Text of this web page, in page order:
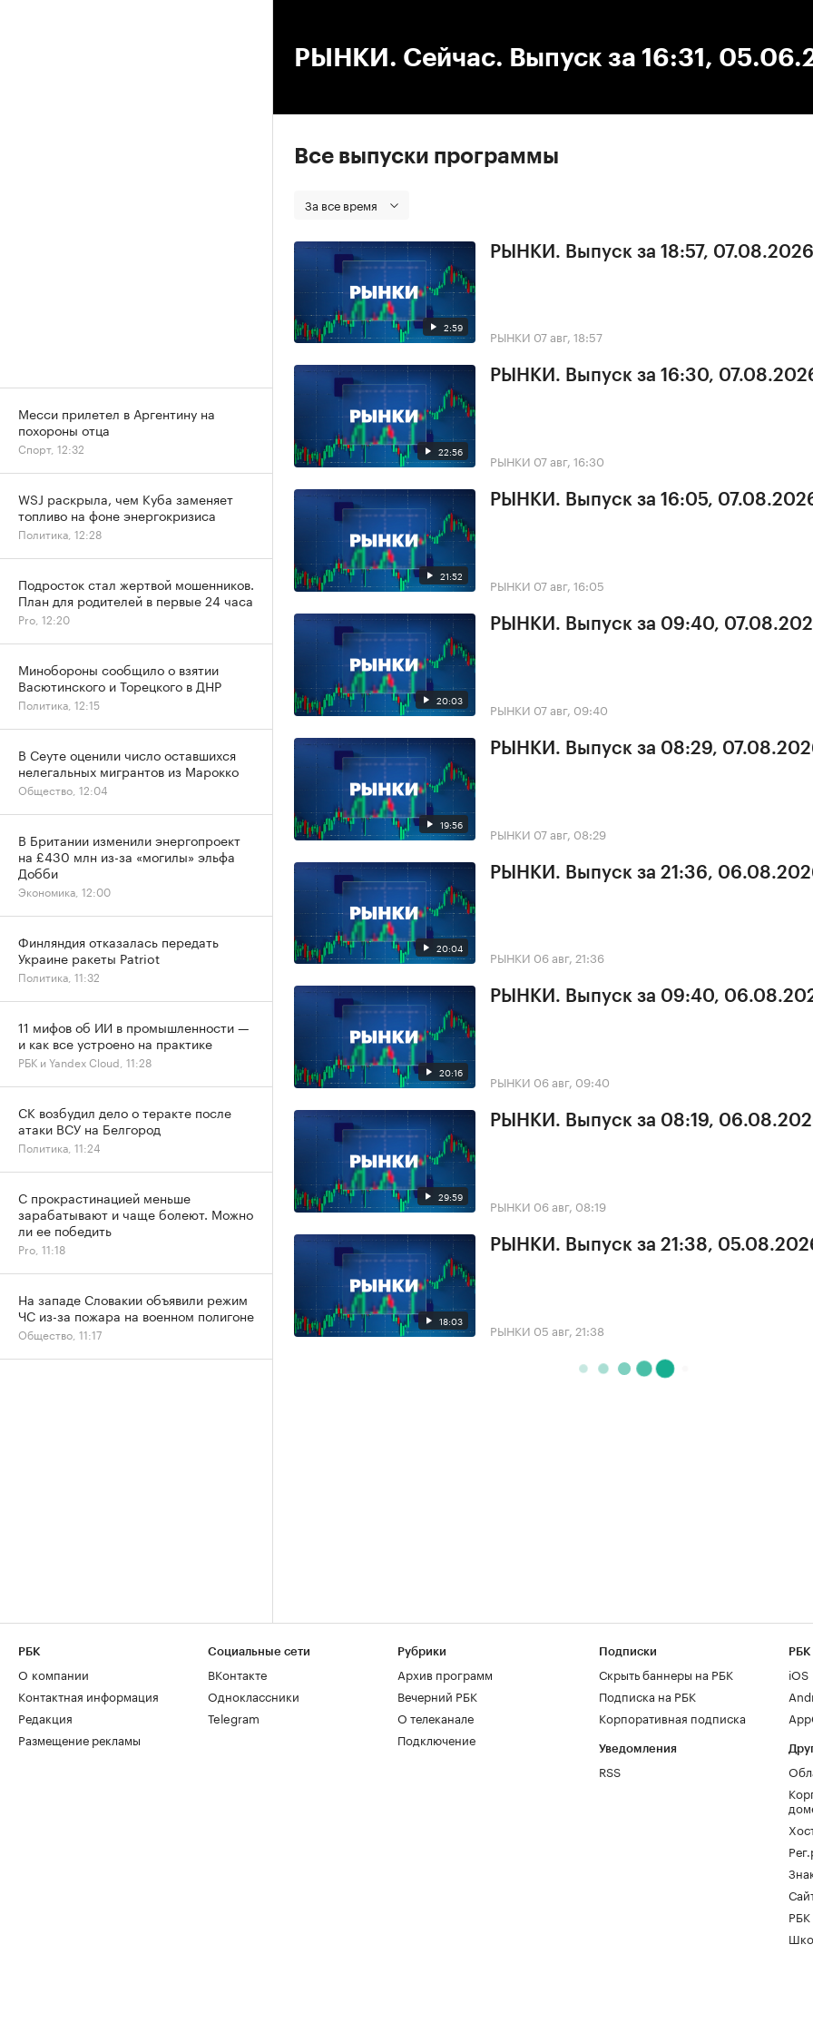
РЫНКИ. Сейчас. Выпуск за 16:31,
Все выпуски программы
За все время
2:59
РЫНКИ. Выпуск за 18:57, 07.08.2026
РЫНКИ 07 авг, 18:57
22:56
РЫНКИ. Выпуск за 16:30,
РЫНКИ 07 авг, 16:30
21:52
РЫНКИ. Выпуск за 16:05,
РЫНКИ 07 авг, 16:05
20:03
РЫНКИ. Выпуск за 09:40,
РЫНКИ 07 авг, 09:40
19:56
РЫНКИ. Выпуск за 08:29,
РЫНКИ 07 авг, 08:29
20:04
РЫНКИ. Выпуск за 21:36,
РЫНКИ 06 авг, 21:36
20:16
РЫНКИ. Выпуск за 09:40,
РЫНКИ 06 авг, 09:40
29:59
РЫНКИ. Выпуск за 08:19,
РЫНКИ 06 авг, 08:19
18:03
РЫНКИ. Выпуск за 21:38,
РЫНКИ 05 авг, 21:38
Месси прилетел в Аргентину на
похороны отца
Спорт, 12:32
WSJ раскрыла, чем Куба заменяет
топливо на фоне энергокризиса
Политика, 12:28
Подросток стал жертвой мошенников.
План для родителей в первые 24 часа
Pro, 12:20
Минобороны сообщило о взятии
Васютинского и Торецкого в ДНР
Политика, 12:15
В Сеуте оценили число оставшихся
нелегальных мигрантов из Марокко
Общество, 12:04
В Британии изменили энергопроект
на £430 млн из-за «могилы» эльфа
Добби
Экономика, 12:00
Финляндия отказалась передать
Украине ракеты Patriot
Политика, 11:32
11 мифов об ИИ в промышленности —
и как все устроено на практике
РБК и Yandex Cloud, 11:28
СК возбудил дело о теракте после
атаки ВСУ на Белгород
Политика, 11:24
С прокрастинацией меньше
зарабатывают и чаще болеют. Можно
ли ее победить
Pro, 11:18
На западе Словакии объявили режим
ЧС из-за пожара на военном полигоне
Общество, 11:17
РБК
О компании
Контактная информация
Редакция
Размещение рекламы
Социальные сети
ВКонтакте
Одноклассники
Telegram
Рубрики
Архив программ
Вечерний РБК
О телеканале
Подключение
Подписки
Скрыть баннеры на РБК
Подписка на РБК
Корпоративная подписка
Уведомления
RSS
РБК
iOS